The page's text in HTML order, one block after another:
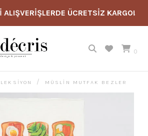
ÜCRETSİZ KARGO!
0
MÜSLIN MUTFAK BEZLER